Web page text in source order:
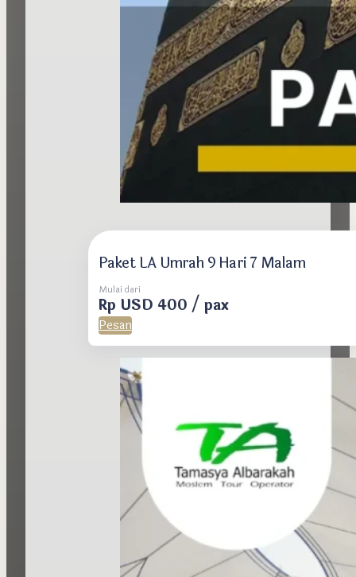
Paket LA Umrah 9 Hari 7 Malam
Mulai dari
Rp USD 400 / pax
Pesan